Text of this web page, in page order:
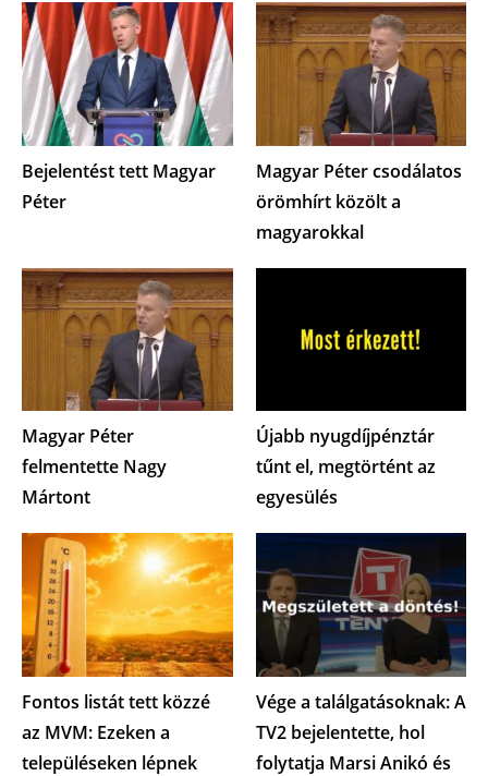
Bejelentést tett Magyar
Péter
Magyar Péter csodálatos
örömhírt közölt a
magyarokkal
Magyar Péter
felmentette Nagy
Mártont
Újabb nyugdíjpénztár
tűnt el, megtörtént az
egyesülés
Fontos listát tett közzé
az MVM: Ezeken a
településeken lépnek
Vége a találgatásoknak: A
TV2 bejelentette, hol
folytatja Marsi Anikó és